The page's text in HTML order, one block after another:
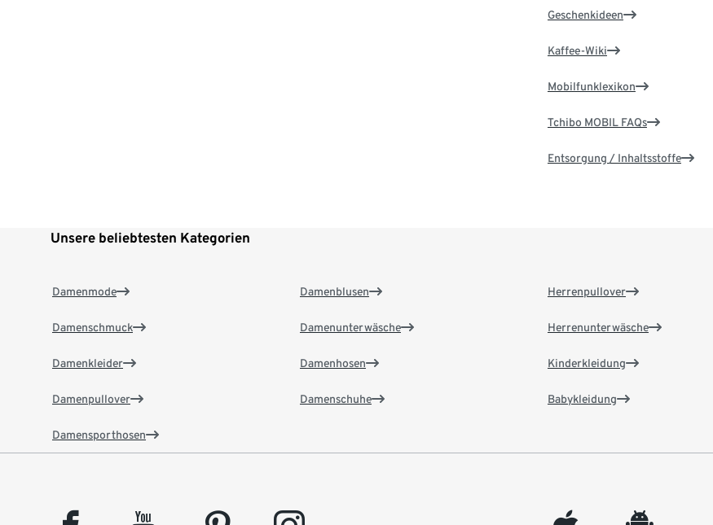
Geschenkideen
Kaffee-Wiki
Mobilfunklexikon
Tchibo MOBIL FAQs
Entsorgung / Inhaltsstoffe
Unsere beliebtesten Kategorien
Damenmode
Damenschmuck
Damenkleider
Damenpullover
Damensporthosen
Damenblusen
Damenunterwäsche
Damenhosen
Damenschuhe
Herrenpullover
Herrenunterwäsche
Kinderkleidung
Babykleidung